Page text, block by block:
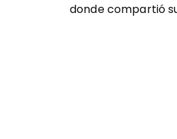
donde compartió